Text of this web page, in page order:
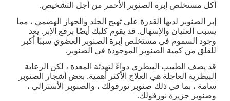
أكل مستخلص إبرة الصنوبر الأحمر من أجل التشخيص.
إبر الصنوبر لديها القدرة على تهيج الجلد والجهاز الهضمي ، مما
يسبب الغثيان والإسهال. قد يقوم كلبك أيضًا برفع الإبر. يعد
وجود السموم في مستخلص إبرة الصنوبر العضوي سببًا أكبر
للقلق من كمية الصنوبر الموجودة في الصنوبر.
قد يصف الطبيب البيطري دواءً لتهدئة المعدة ، لكن الرعاية
البيطرية العاجلة هي العلاج الأكثر أهمية. بعض أشجار الصنوبر
سامة ، بما في ذلك صنوبر نورفولك ، والصنوبر الأسترالي ،
وصنوبر جزيرة نورفولك.